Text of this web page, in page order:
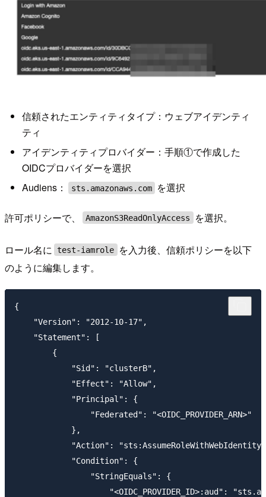
信頼されたエンティティタイプ：ウェブアイデンティ
ティ
アイデンティティプロバイダー：手順①で作成した
OIDCプロバイダーを選択
Audiens：
sts.amazonaws.com を選択
許可ポリシーで、 AmazonS3ReadOnlyAccess を選択。
ロール名に test-iamrole
を入力後、信頼ポリシーを以下
のように編集します。
{
    "Version": "2012-10-17",
    "Statement": [
        {
            "Sid": "clusterB",
            "Effect": "Allow",
            "Principal": {
                "Federated": "<OIDC_PROVIDER_ARN>"
            },
"Action":
            "Condition": {
                "StringEquals": {
"<OIDC_PROVIDER_ID>:aud":